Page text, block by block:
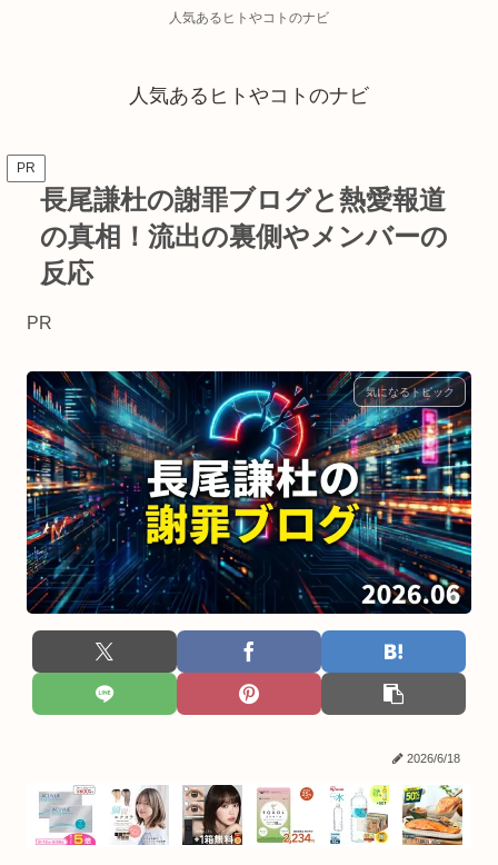
人気あるヒトやコトのナビ
人気あるヒトやコトのナビ
PR
長尾謙杜の謝罪ブログと熱愛報道
の真相！流出の裏側やメンバーの
反応
PR
気になるトピック
2026/6/18